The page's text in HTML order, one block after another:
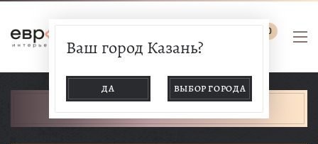
0
Ваш город Казань?
ДА ВЫБОР ГОРОДА